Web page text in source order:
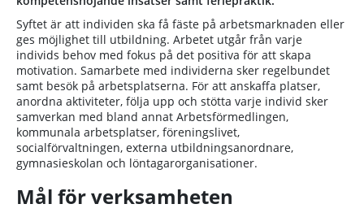
Syftet är att individen ska få fäste på arbetsmarknaden eller
ges möjlighet till utbildning. Arbetet utgår från varje
individs behov med fokus på det positiva för att skapa
motivation. Samarbete med individerna sker regelbundet
samt besök på arbetsplatserna. För att anskaffa platser,
anordna aktiviteter, följa upp och stötta varje individ sker
samverkan med bland annat Arbetsförmedlingen,
kommunala arbetsplatser, föreningslivet,
socialförvaltningen, externa utbildningsanordnare,
gymnasieskolan och löntagarorganisationer.
Mål för verksamheten